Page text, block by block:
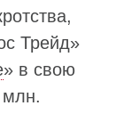
Трейд»
» в свою